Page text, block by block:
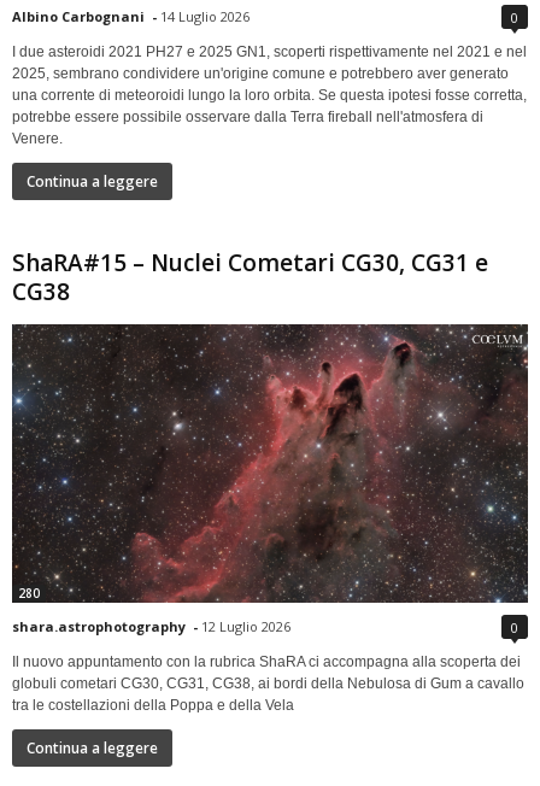
Albino Carbognani - 14 Luglio 2026 0
I due asteroidi 2021 PH27 e 2025 GN1, scoperti rispettivamente nel 2021 e nel
2025, sembrano condividere un'origine comune e potrebbero aver generato
una corrente di meteoroidi lungo la loro orbita. Se questa ipotesi fosse corretta,
potrebbe essere possibile osservare dalla Terra fireball nell'atmosfera di
Venere.
Continua a leggere
ShaRA#15 – Nuclei Cometari CG30, CG31 e
CG38
280
shara.astrophotography - 12 Luglio 2026 0
Il nuovo appuntamento con la rubrica ShaRA ci accompagna alla scoperta dei
globuli cometari CG30, CG31, CG38, ai bordi della Nebulosa di Gum a cavallo
tra le costellazioni della Poppa e della Vela
Continua a leggere